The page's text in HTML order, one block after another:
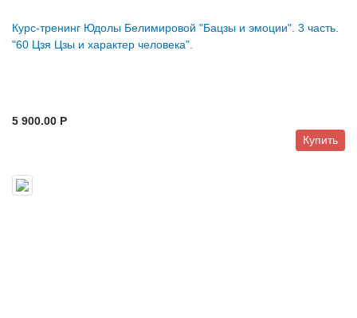
Курс-тренинг Юдолы Белимировой "Бацзы и эмоции". 3 часть.
"60 Цзя Цзы и характер человека".
5 900.00 P
Купить